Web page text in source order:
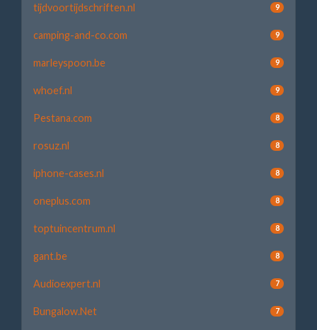
tijdvoortijdschriften.nl 9
camping-and-co.com 9
marleyspoon.be 9
whoef.nl 9
Pestana.com 8
rosuz.nl 8
iphone-cases.nl 8
oneplus.com 8
toptuincentrum.nl 8
gant.be 8
Audioexpert.nl 7
Bungalow.Net 7